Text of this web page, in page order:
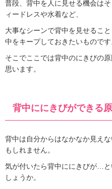
普段、背中を人に見せる機会は
ィードレスや水着など、
大事なシーンで背中を見せるこ
中をキープしておきたいものです
そこでここでは背中のにきびの
思います。
背中ににきびができる
背中は自分からはなかなか見え
もしれません。
気が付いたら背中ににきびが…
しょうか。